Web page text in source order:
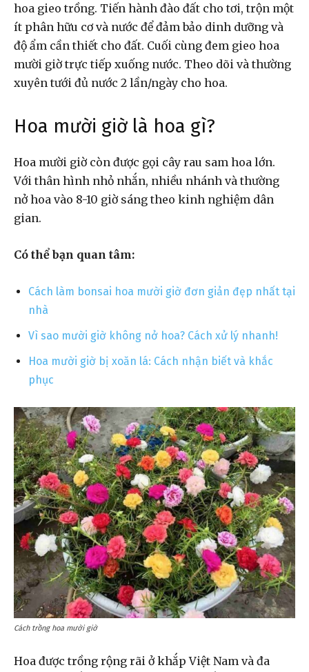
hoa gieo trồng. Tiến hành đào đất cho tơi, trộn một
ít phân hữu cơ và nước để đảm bảo dinh dưỡng và
độ ẩm cần thiết cho đất. Cuối cùng đem gieo hoa
mười giờ trực tiếp xuống nước. Theo dõi và thường
xuyên tưới đủ nước 2 lần/ngày cho hoa.
Hoa mười giờ là hoa gì?
Hoa mười giờ còn được gọi cây rau sam hoa lớn.
Với thân hình nhỏ nhắn, nhiều nhánh và thường
nở hoa vào 8-10 giờ sáng theo kinh nghiệm dân
gian.
Có thể bạn quan tâm:
Cách làm bonsai hoa mười giờ đơn giản đẹp nhất tại
nhà
Vì sao mười giờ không nở hoa? Cách xử lý nhanh!
Hoa mười giờ bị xoăn lá: Cách nhận biết và khắc
phục
Cách trồng hoa mười giờ
Hoa được trồng rộng rãi ở khắp Việt Nam và đa